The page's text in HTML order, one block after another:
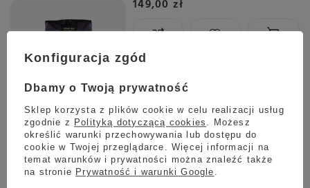
149,00 zł
Darmowa dostawa
Sprawdź cennik
Kawa ziarnista LaCava Black Art Espresso 350g
5.00 8 opinie
59,00 zł
Konfiguracja zgód
Dbamy o Twoją prywatność
Sklep korzysta z plików cookie w celu realizacji usług
zgodnie z Polityką dotyczącą cookies
. Możesz
określić warunki przechowywania lub dostępu do
cookie w Twojej przeglądarce. Więcej informacji na
temat warunków i prywatności można znaleźć także
na stronie Prywatność i warunki Google